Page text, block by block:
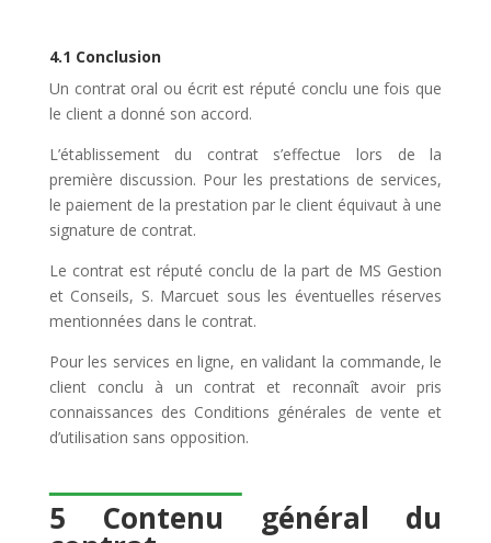
4.1 Conclusion
Un contrat oral ou écrit est réputé conclu une fois que
le client a donné son accord.
L’établissement du contrat s’effectue lors de la
première discussion. Pour les prestations de services,
le paiement de la prestation par le client équivaut à une
signature de contrat.
Le contrat est réputé conclu de la part de MS Gestion
et Conseils, S. Marcuet sous les éventuelles réserves
mentionnées dans le contrat.
Pour les services en ligne, en validant la commande, le
client conclu à un contrat et reconnaît avoir pris
connaissances des Conditions générales de vente et
d’utilisation sans opposition.
5 Contenu général du